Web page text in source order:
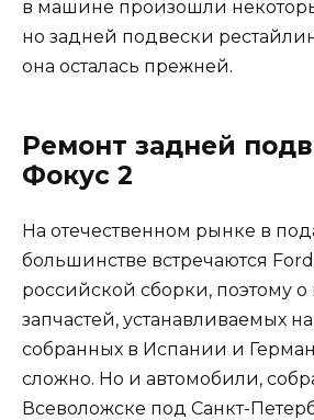
в машине произошли
но задней подвески
она осталась прежней.
Ремонт задней
Фокус 2
На отечественном рынке в
большинстве встречаются
российской сборки, поэтому о
запчастей, устанавливаемых
собранных в Испании и
сложно. Но и автомобили,
Всеволожске под Санкт-